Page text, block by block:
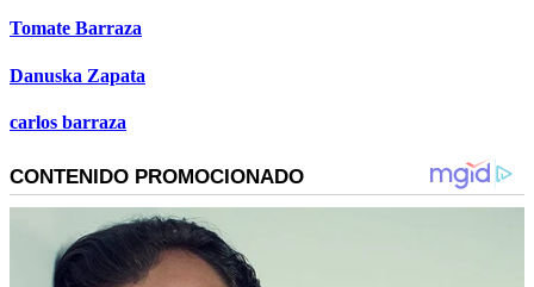
Tomate Barraza
Danuska Zapata
carlos barraza